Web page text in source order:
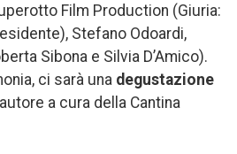
Film Production (Giuria:
Stefano Odoardi,
Sibona e Silvia D’Amico).
ci sarà una degustazione
a cura della Cantina